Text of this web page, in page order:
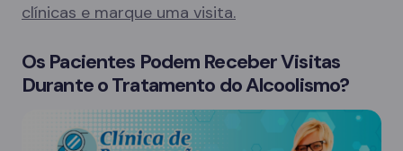
clínicas e marque uma visita.
Os Pacientes Podem Receber Visitas
Durante o Tratamento do Alcoolismo?